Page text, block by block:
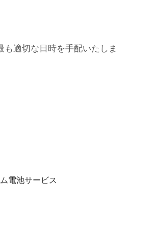
適切な日時を手配いたしま
電池サービス